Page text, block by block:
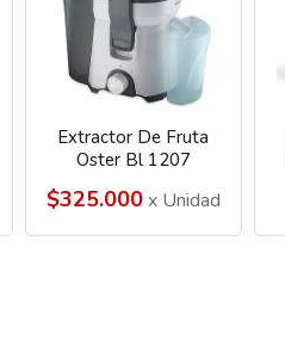
Extractor De Fruta
Oster Bl 1207
$325.000x Unidad